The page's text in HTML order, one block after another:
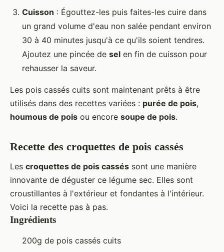
Cuisson : Égouttez-les puis faites-les cuire dans
un grand volume d'eau non salée pendant environ
30 à 40 minutes jusqu'à ce qu'ils soient tendres.
Ajoutez une pincée de sel en fin de cuisson pour
rehausser la saveur.
Les pois cassés cuits sont maintenant prêts à être
utilisés dans des recettes variées : purée de pois,
houmous de pois ou encore soupe de pois.
Recette des croquettes de pois cassés
Les croquettes de pois cassés sont une manière
innovante de déguster ce légume sec. Elles sont
croustillantes à l'extérieur et fondantes à l'intérieur.
Voici la recette pas à pas.
Ingrédients
200g de pois cassés cuits